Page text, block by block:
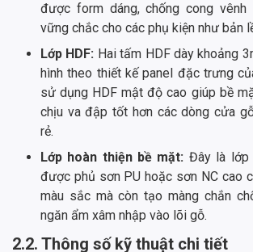
được form dáng, chống cong
vững chắc cho các phụ kiện như bản
Lớp HDF: Hai tấm HDF dày khoảng
hình theo thiết kế panel đặc trưng
sử dụng HDF mật độ cao giúp bề
chịu va đập tốt hơn các dòng cửa
rẻ.
Lớp hoàn thiện bề mặt: Đây là lớp
được phủ sơn PU hoặc sơn NC cao
màu sắc mà còn tạo màng chắn
ngăn ẩm xâm nhập vào lõi gỗ.
2.2. Thông số kỹ thuật chi tiết